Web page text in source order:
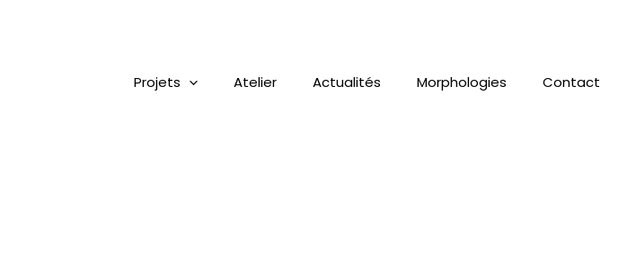
Projets Atelier Actualités Morphologies Contact